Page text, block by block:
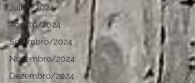
Julho/2024
Agosto/2024
Setembro/2024
Novembro/2024
Dezembro/2024